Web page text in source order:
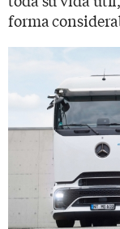
forma